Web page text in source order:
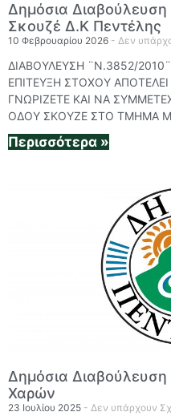
Δημόσια
Σκουζέ Δ.Κ Πεντέλης
10 Φεβρουαρίου 2026 Δεν
ΔΙΑΒΟΥΛΕΥΣΗ ¨Ν.3852/
ΕΠΙΤΕΥΞΗ ΣΤΟΧΟΥ
ΓΝΩΡΙΖΕΤΕ ΚΑΙ ΝΑ
ΟΔΟΥ ΣΚΟΥΖΕ ΣΤΟ ΤΜΗΜΑ
Περισσότερα »
Δημόσια
Χαρών
23 Ιουλίου 2025 Δεν υπάρχουν